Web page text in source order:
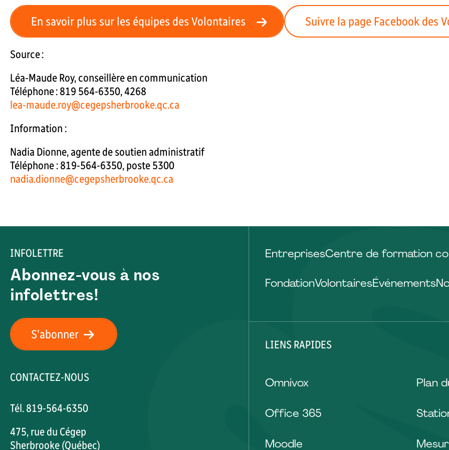
En savoir plus sur les équipes des Volontaires Suivre la page Facebook des
Source :
Léa-Maude Roy, conseillère en communication
Téléphone : 819 564-6350, 4268
lea-maude.roy@cegepsherbrooke.qc.ca
Information :
Nadia Dionne, agente de soutien administratif
Téléphone : 819-564-6350, poste 5300
nadia.dionne@cegepsherbrooke.qc.ca
INFOLETTRE
Abonnez-vous à nos
infolettres!
S'abonner
CONTACTEZ-NOUS
Tél. 819-564-6350
475, rue du Cégep
Sherbrooke (Québec)
EntreprisesCentre de formation
FondationVolontairesÉvénements
LIENS RAPIDES
Omnivox
Office 365
Moodle
Plan